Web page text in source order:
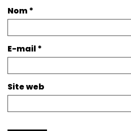
Nom*
E-mail*
Site web